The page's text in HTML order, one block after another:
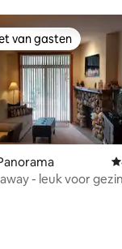
4,98 op 5, 192
van gasten
van gasten
- leuk voor